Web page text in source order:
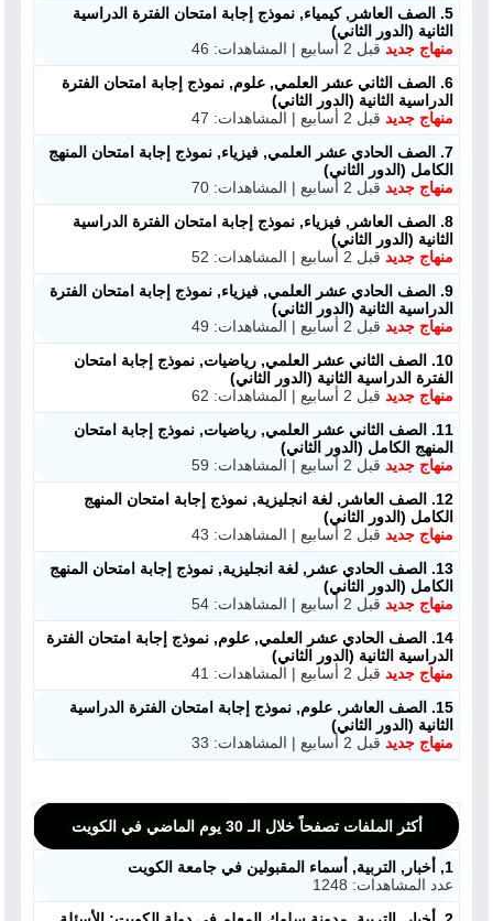
ملفات للمدرس
ملفات تعليمية
الكتب المدرسية
تسجيل دخول
5. الصف العاشر, كيمياء, نموذج إجابة امتحان الفترة الدراسية
الثانية (الدور الثاني)
منهاج جديد قبل 2 أسابيع | المشاهدات: 46
6. الصف الثاني عشر العلمي, علوم, نموذج إجابة امتحان الفترة
الدراسية الثانية (الدور الثاني)
منهاج جديد قبل 2 أسابيع | المشاهدات: 47
7. الصف الحادي عشر العلمي, فيزياء, نموذج إجابة امتحان المنهج
الكامل (الدور الثاني)
منهاج جديد قبل 2 أسابيع | المشاهدات: 70
8. الصف العاشر, فيزياء, نموذج إجابة امتحان الفترة الدراسية
الثانية (الدور الثاني)
منهاج جديد قبل 2 أسابيع | المشاهدات: 52
9. الصف الحادي عشر العلمي, فيزياء, نموذج إجابة امتحان الفترة
الدراسية الثانية (الدور الثاني)
منهاج جديد قبل 2 أسابيع | المشاهدات: 49
10. الصف الثاني عشر العلمي, رياضيات, نموذج إجابة امتحان
الفترة الدراسية الثانية (الدور الثاني)
منهاج جديد قبل 2 أسابيع | المشاهدات: 62
11. الصف الثاني عشر العلمي, رياضيات, نموذج إجابة امتحان
المنهج الكامل (الدور الثاني)
منهاج جديد قبل 2 أسابيع | المشاهدات: 59
12. الصف العاشر, لغة انجليزية, نموذج إجابة امتحان المنهج
الكامل (الدور الثاني)
منهاج جديد قبل 2 أسابيع | المشاهدات: 43
13. الصف الحادي عشر, لغة انجليزية, نموذج إجابة امتحان المنهج
الكامل (الدور الثاني)
منهاج جديد قبل 2 أسابيع | المشاهدات: 54
14. الصف الحادي عشر العلمي, علوم, نموذج إجابة امتحان الفترة
الدراسية الثانية (الدور الثاني)
منهاج جديد قبل 2 أسابيع | المشاهدات: 41
15. الصف العاشر, علوم, نموذج إجابة امتحان الفترة الدراسية
الثانية (الدور الثاني)
منهاج جديد قبل 2 أسابيع | المشاهدات: 33
أكثر الملفات تصفحاً خلال الـ 30 يوم الماضي في الكويت
1, أخبار, التربية, أسماء المقبولين في جامعة الكويت
عدد المشاهدات: 1248